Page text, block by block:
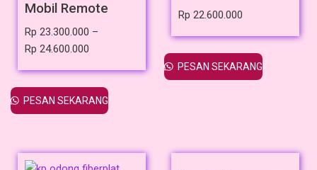
Mobil Remote
Rp 23.300.000 –
Rp 24.600.000
PESAN SEKARANG
Rp 22.600.000
PESAN SEKARANG